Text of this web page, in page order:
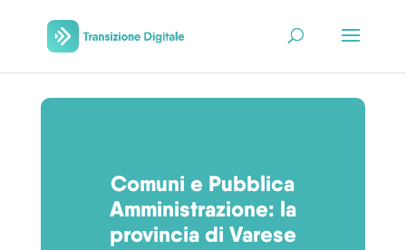
Comuni e Pubblica
Amministrazione: la
provincia di Varese